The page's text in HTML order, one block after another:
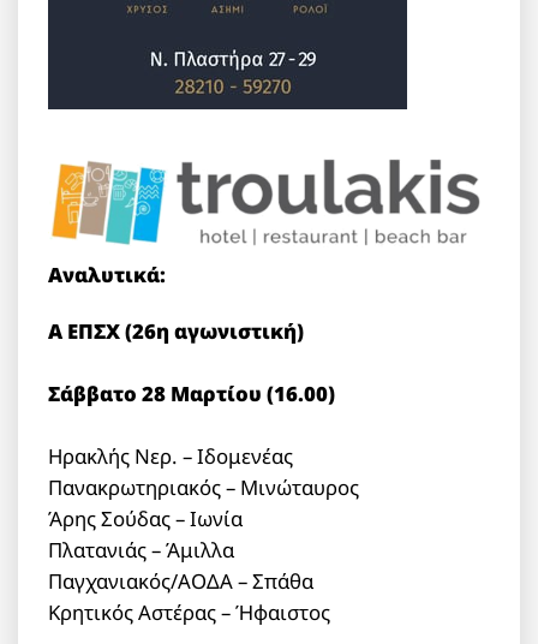
Αναλυτικά:
Α ΕΠΣΧ (26η αγωνιστική)
Σάββατο 28 Μαρτίου (16.00)
Ηρακλής Νερ. – Ιδομενέας
Πανακρωτηριακός – Μινώταυρος
Άρης Σούδας – Ιωνία
Πλατανιάς – Άμιλλα
Παγχανιακός/ΑΟΔΑ – Σπάθα
Κρητικός Αστέρας – Ήφαιστος